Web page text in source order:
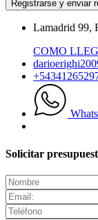
Lamadrid 99,
COMO
Solicitar